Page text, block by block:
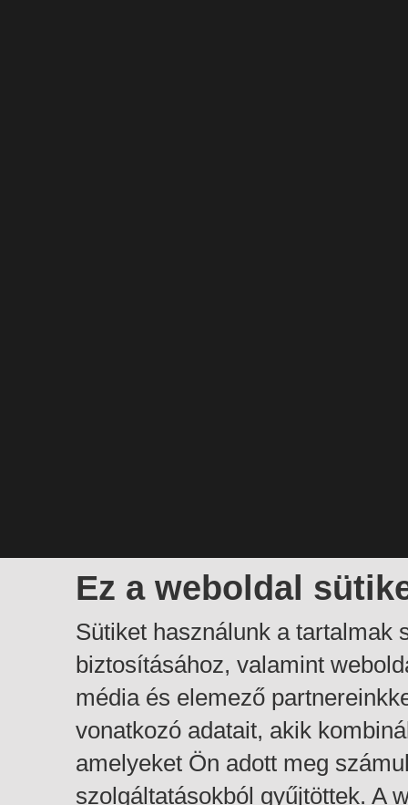
Ez a weboldal
Sütiket használunk a tartalmak
biztosításához, valamint
média és elemező
vonatkozó adatait, akik
amelyeket Ön adott meg
szolgáltatásokból gyűjtöttek. A